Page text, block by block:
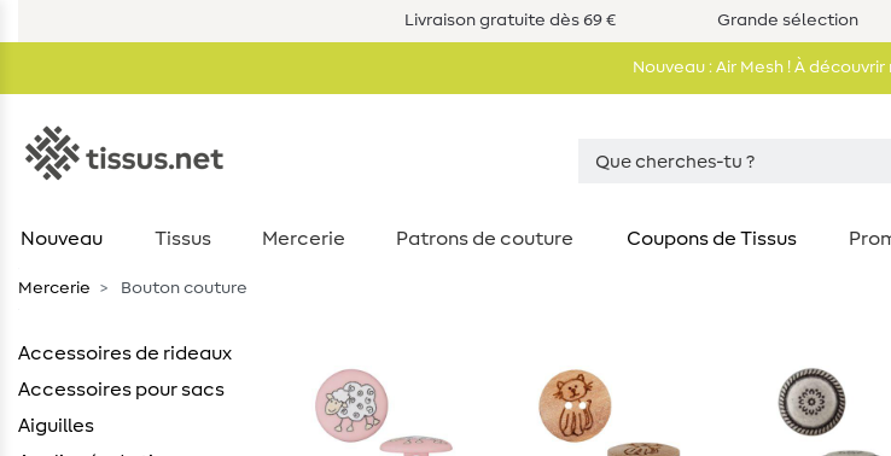
Livraison gratuite dès 69 € Grande sélection
Nouveau : Air Mesh ! À
Nouveau Tissus Mercerie Patrons de couture Coupons de Tissus
Mercerie Bouton couture
Accessoires de rideaux
Accessoires pour sacs
Aiguilles